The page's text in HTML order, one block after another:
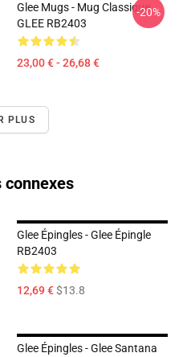
Glee Mugs - Mug Classique
GLEE RB2403
23,00 € - 26,68 €
-20%
PLUS
connexes
Glee Épingles - Glee Épingle
RB2403
12,69 €$13.8
Glee Épingles - Glee Santana